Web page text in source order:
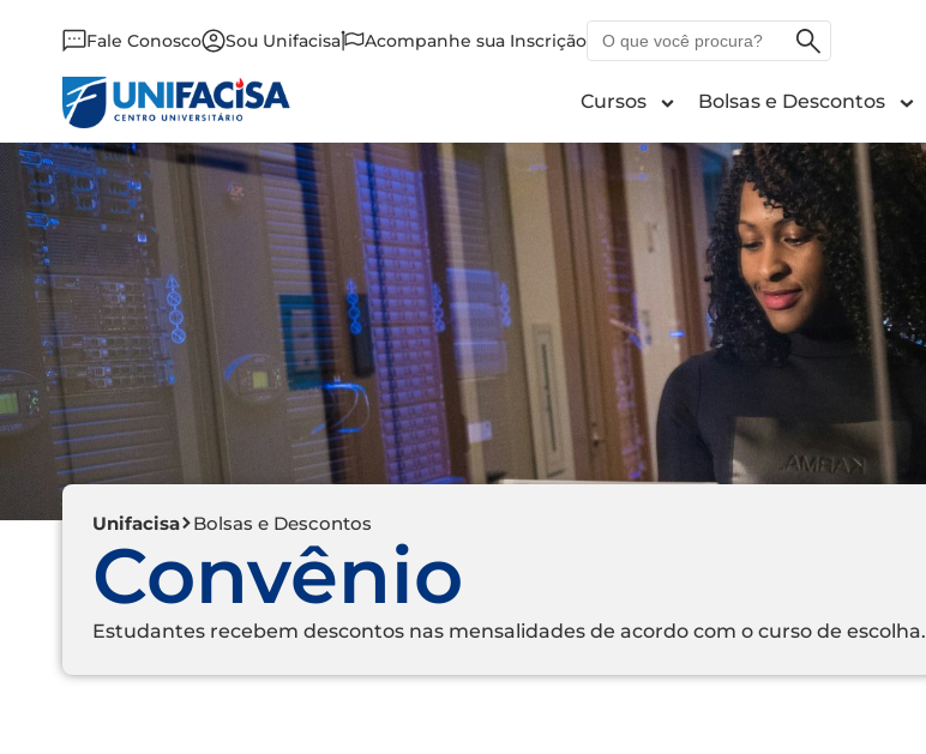
Fale Conosco Sou Unifacisa Acompanhe sua Inscrição
que
procura?
Cursos Bolsas e Descontos
Unifacisa Bolsas e Descontos
Convênio
Estudantes recebem descontos nas mensalidades de acordo com o curso de escolha.